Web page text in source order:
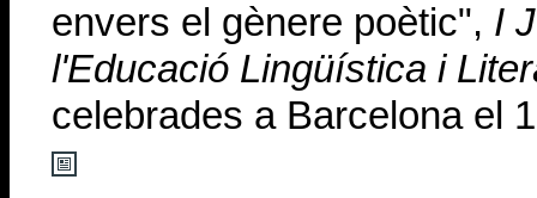
envers el gènere poètic", I
l'Educació Lingüística i
celebrades a Barcelona el